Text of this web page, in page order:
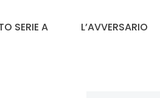
SERIE A L’AVVERSARIO